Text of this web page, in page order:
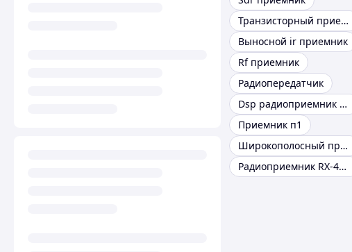
Транзисторный приемник
Выносной ir приемник
Rf приемник
Радиопередатчик
Dsp радиоприемник xhdata d-808 с чехлом
Приемник п1
Широкополосный приемник
Радиоприемник RX-455S